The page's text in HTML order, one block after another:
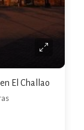
El Challao